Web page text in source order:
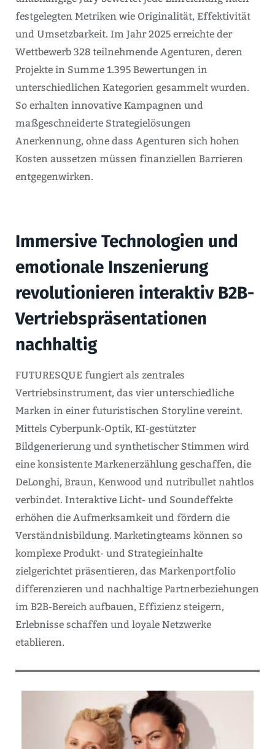
festgelegten Metriken wie Originalität, Effektivität
und Umsetzbarkeit. Im Jahr 2025 erreichte der
Wettbewerb 328 teilnehmende Agenturen, deren
Projekte in Summe 1.395 Bewertungen in
unterschiedlichen Kategorien gesammelt wurden.
So erhalten innovative Kampagnen und
maßgeschneiderte Strategielösungen
Anerkennung, ohne dass Agenturen sich hohen
Kosten aussetzen müssen finanziellen Barrieren
entgegenwirken.
Immersive Technologien und
emotionale Inszenierung
revolutionieren interaktiv B2B-
Vertriebspräsentationen
nachhaltig
FUTURESQUE fungiert als zentrales
Vertriebsinstrument, das vier unterschiedliche
Marken in einer futuristischen Storyline vereint.
Mittels Cyberpunk-Optik, KI-gestützter
Bildgenerierung und synthetischer Stimmen wird
eine konsistente Markenerzählung geschaffen, die
DeLonghi, Braun, Kenwood und nutribullet nahtlos
verbindet. Interaktive Licht- und Soundeffekte
erhöhen die Aufmerksamkeit und fördern die
Verständnisbildung. Marketingteams können so
komplexe Produkt- und Strategieinhalte
zielgerichtet präsentieren, das Markenportfolio
differenzieren und nachhaltige Partnerbeziehungen
im B2B-Bereich aufbauen, Effizienz steigern,
Erlebnisse schaffen und loyale Netzwerke
etablieren.